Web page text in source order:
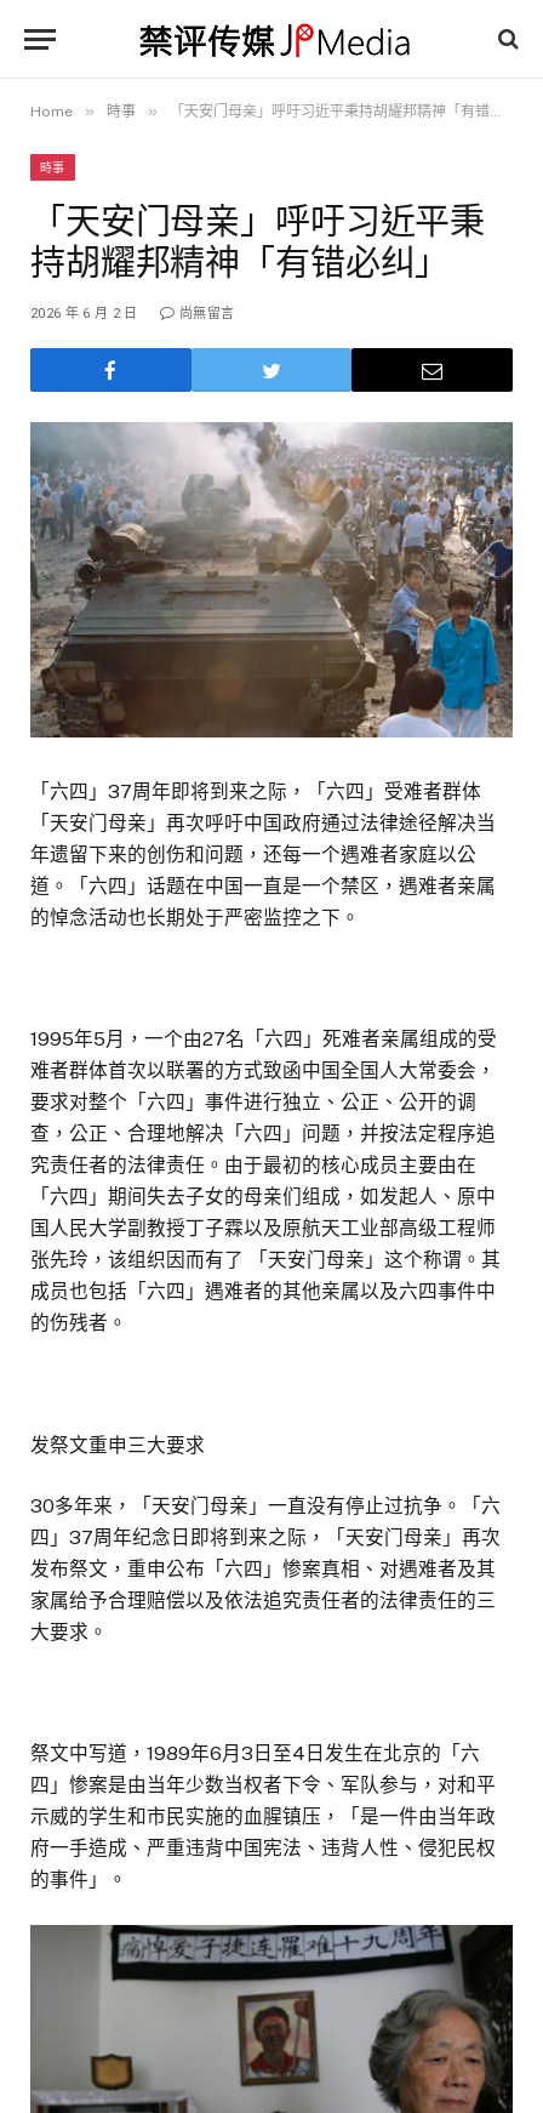
Home » 時事 » 「天安门母亲」呼吁习近平秉持胡耀邦精神「有错必纠」
時事
「天安门母亲」呼吁习近平秉
持胡耀邦精神「有错必纠」
2026 年 6 月 2 日 尚無留言
「六四」37周年即将到来之际，「六四」受难者群体
「天安门母亲」再次呼吁中国政府通过法律途径解决当
年遗留下来的创伤和问题，还每一个遇难者家庭以公
道。「六四」话题在中国一直是一个禁区，遇难者亲属
的悼念活动也长期处于严密监控之下。
1995年5月，一个由27名「六四」死难者亲属组成的受
难者群体首次以联署的方式致函中国全国人大常委会，
要求对整个「六四」事件进行独立、公正、公开的调
查，公正、合理地解决「六四」问题，并按法定程序追
究责任者的法律责任。由于最初的核心成员主要由在
「六四」期间失去子女的母亲们组成，如发起人、原中
国人民大学副教授丁子霖以及原航天工业部高级工程师
张先玲，该组织因而有了 「天安门母亲」这个称谓。其
成员也包括「六四」遇难者的其他亲属以及六四事件中
的伤残者。
发祭文重申三大要求
30多年来，「天安门母亲」一直没有停止过抗争。「六
四」37周年纪念日即将到来之际，「天安门母亲」再次
发布祭文，重申公布「六四」惨案真相、对遇难者及其
家属给予合理赔偿以及依法追究责任者的法律责任的三
大要求。
祭文中写道，1989年6月3日至4日发生在北京的「六
四」惨案是由当年少数当权者下令、军队参与，对和平
示威的学生和市民实施的血腥镇压，「是一件由当年政
府一手造成、严重违背中国宪法、违背人性、侵犯民权
的事件」。